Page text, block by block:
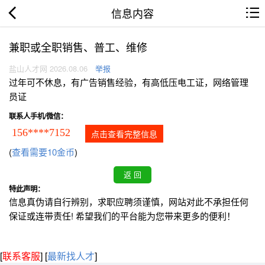
信息内容
兼职或全职销售、普工、维修
盐山人才网 2026.08.06 举报
过年可不休息，有广告销售经验，有高低压电工证，网络管理
员证
联系人手机/微信：
156****7152 点击查看完整信息
(查看需要10金币)
特此声明：
信息真伪请自行辨别，求职应聘须谨慎，网站对此不承担任何
保证或连带责任! 希望我们的平台能为您带来更多的便利！
[联系客服] [最新找人才]